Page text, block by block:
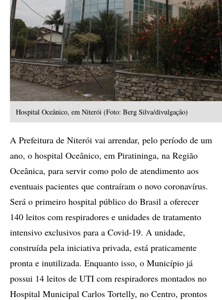
Hospital Oceânico, em Niterói (Foto: Berg Silva/divulgação)
A Prefeitura de Niterói vai arrendar, pelo período de um
ano, o hospital Oceânico, em Piratininga, na Região
Oceânica, para servir como polo de atendimento aos
eventuais pacientes que contraíram o novo coronavírus.
Será o primeiro hospital público do Brasil a oferecer
140 leitos com respiradores e unidades de tratamento
intensivo exclusivos para a Covid-19. A unidade,
construída pela iniciativa privada, está praticamente
pronta e inutilizada. Enquanto isso, o Município já
possui 14 leitos de UTI com respiradores montados no
Hospital Municipal Carlos Tortelly, no Centro, prontos